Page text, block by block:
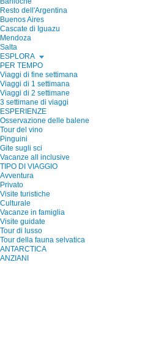
Resto dell'Argentina
Buenos Aires
Cascate di Iguazu
Mendoza
Salta
ESPLORA
PER TEMPO
Viaggi di fine settimana
Viaggi di 1 settimana
Viaggi di 2 settimane
3 settimane di viaggi
ESPERIENZE
Osservazione delle balene
Tour del vino
Pinguini
Gite sugli sci
Vacanze all inclusive
TIPO DI VIAGGIO
Avventura
Privato
Visite turistiche
Culturale
Vacanze in famiglia
Visite guidate
Tour di lusso
Tour della fauna selvatica
ANTARCTICA
ANZIANI